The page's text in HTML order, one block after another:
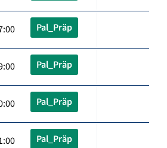
Pal_Präp
Pal_Präp
Pal_Präp
Pal_Präp